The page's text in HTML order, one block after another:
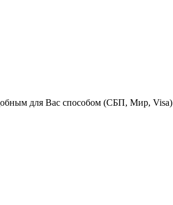
для Вас способом (СБП, Мир, Visa)